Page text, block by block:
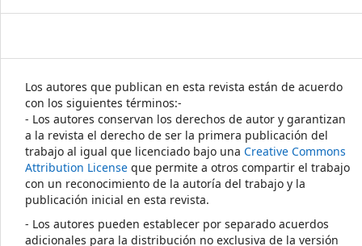
Los autores que publican en esta revista están de acuerdo
con los siguientes términos:-
- Los autores conservan los derechos de autor y garantizan
a la revista el derecho de ser la primera publicación del
trabajo al igual que licenciado bajo una Creative Commons
Attribution License que permite a otros compartir el trabajo
con un reconocimiento de la autoría del trabajo y la
publicación inicial en esta revista.
- Los autores pueden establecer por separado acuerdos
adicionales para la distribución no exclusiva de la versión